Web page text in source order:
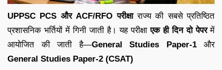
UPPSC PCS और ACF/RFO परीक्षाराज्य की सबसे प्रतिष्ठित
प्रशासनिक भर्तियों में गिनी जाती है। यह परीक्षाएक ही दिन दो पेपरमें
आयोजित की जाती है—General Studies Paper-1और
General Studies Paper-2 (CSAT)